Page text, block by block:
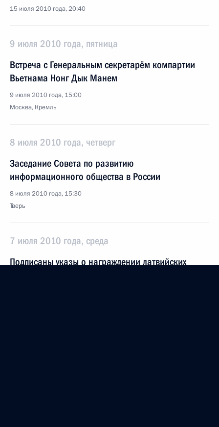
15 июля 2010 года, 20:40
9 июля 2010 года, пятница
Встреча с Генеральным секретарём компартии
Вьетнама Нонг Дык Манем
9 июля 2010 года, 15:00
Москва, Кремль
8 июля 2010 года, четверг
Заседание Совета по развитию
информационного общества в России
8 июля 2010 года, 15:30
Тверь
7 июля 2010 года, среда
Подписаны указы о награждении латвийских